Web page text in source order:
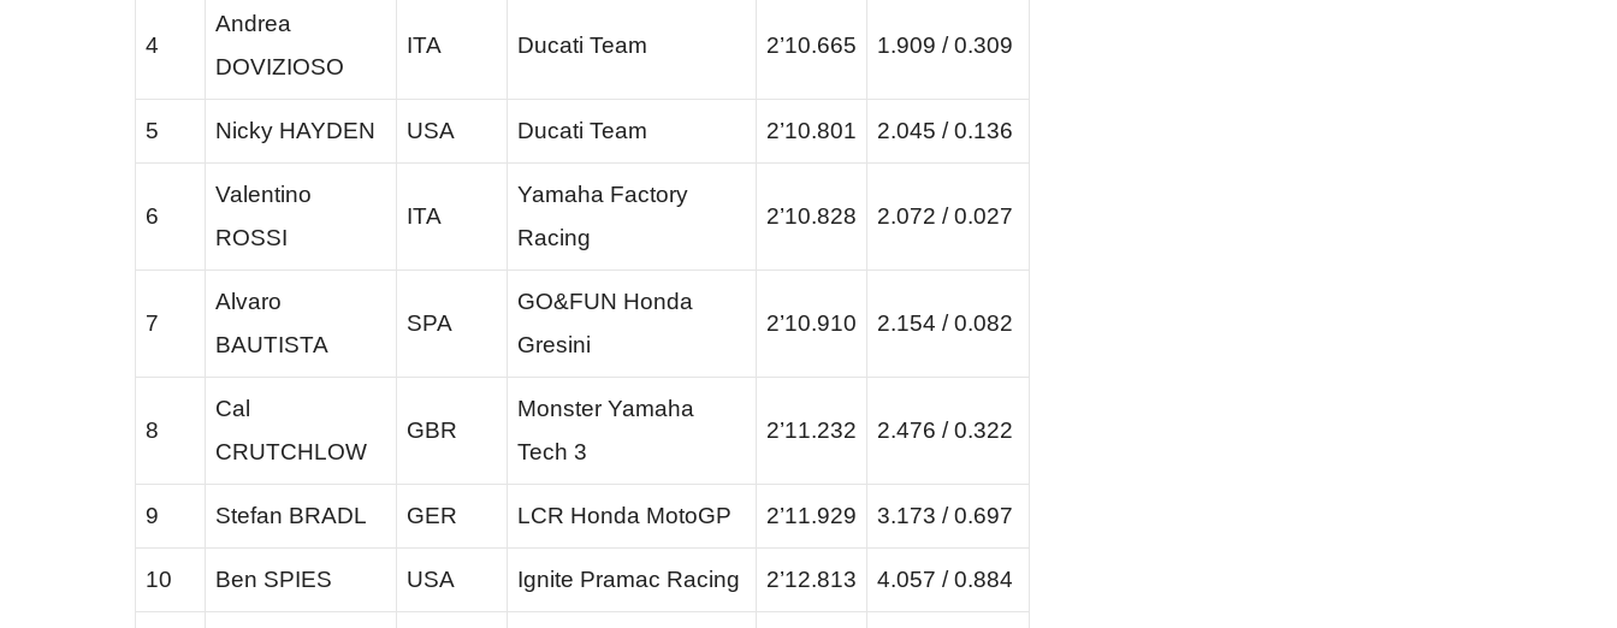
4
Andrea
DOVIZIOSO
ITA Ducati Team 2’10.665 1.909 / 0.309
5 Nicky HAYDEN USA Ducati Team 2’10.801 2.045 / 0.136
6
Valentino
ROSSI
ITA
Yamaha Factory
Racing
2’10.828 2.072 / 0.027
7
Alvaro
BAUTISTA
SPA
GO&FUN Honda
Gresini
2’10.910 2.154 / 0.082
8
Cal
CRUTCHLOW
GBR
Monster Yamaha
Tech 3
2’11.232 2.476 / 0.322
9 Stefan BRADL GER LCR Honda MotoGP 2’11.929 3.173 / 0.697
10 Ben SPIES USA Ignite Pramac Racing 2’12.813 4.057 / 0.884